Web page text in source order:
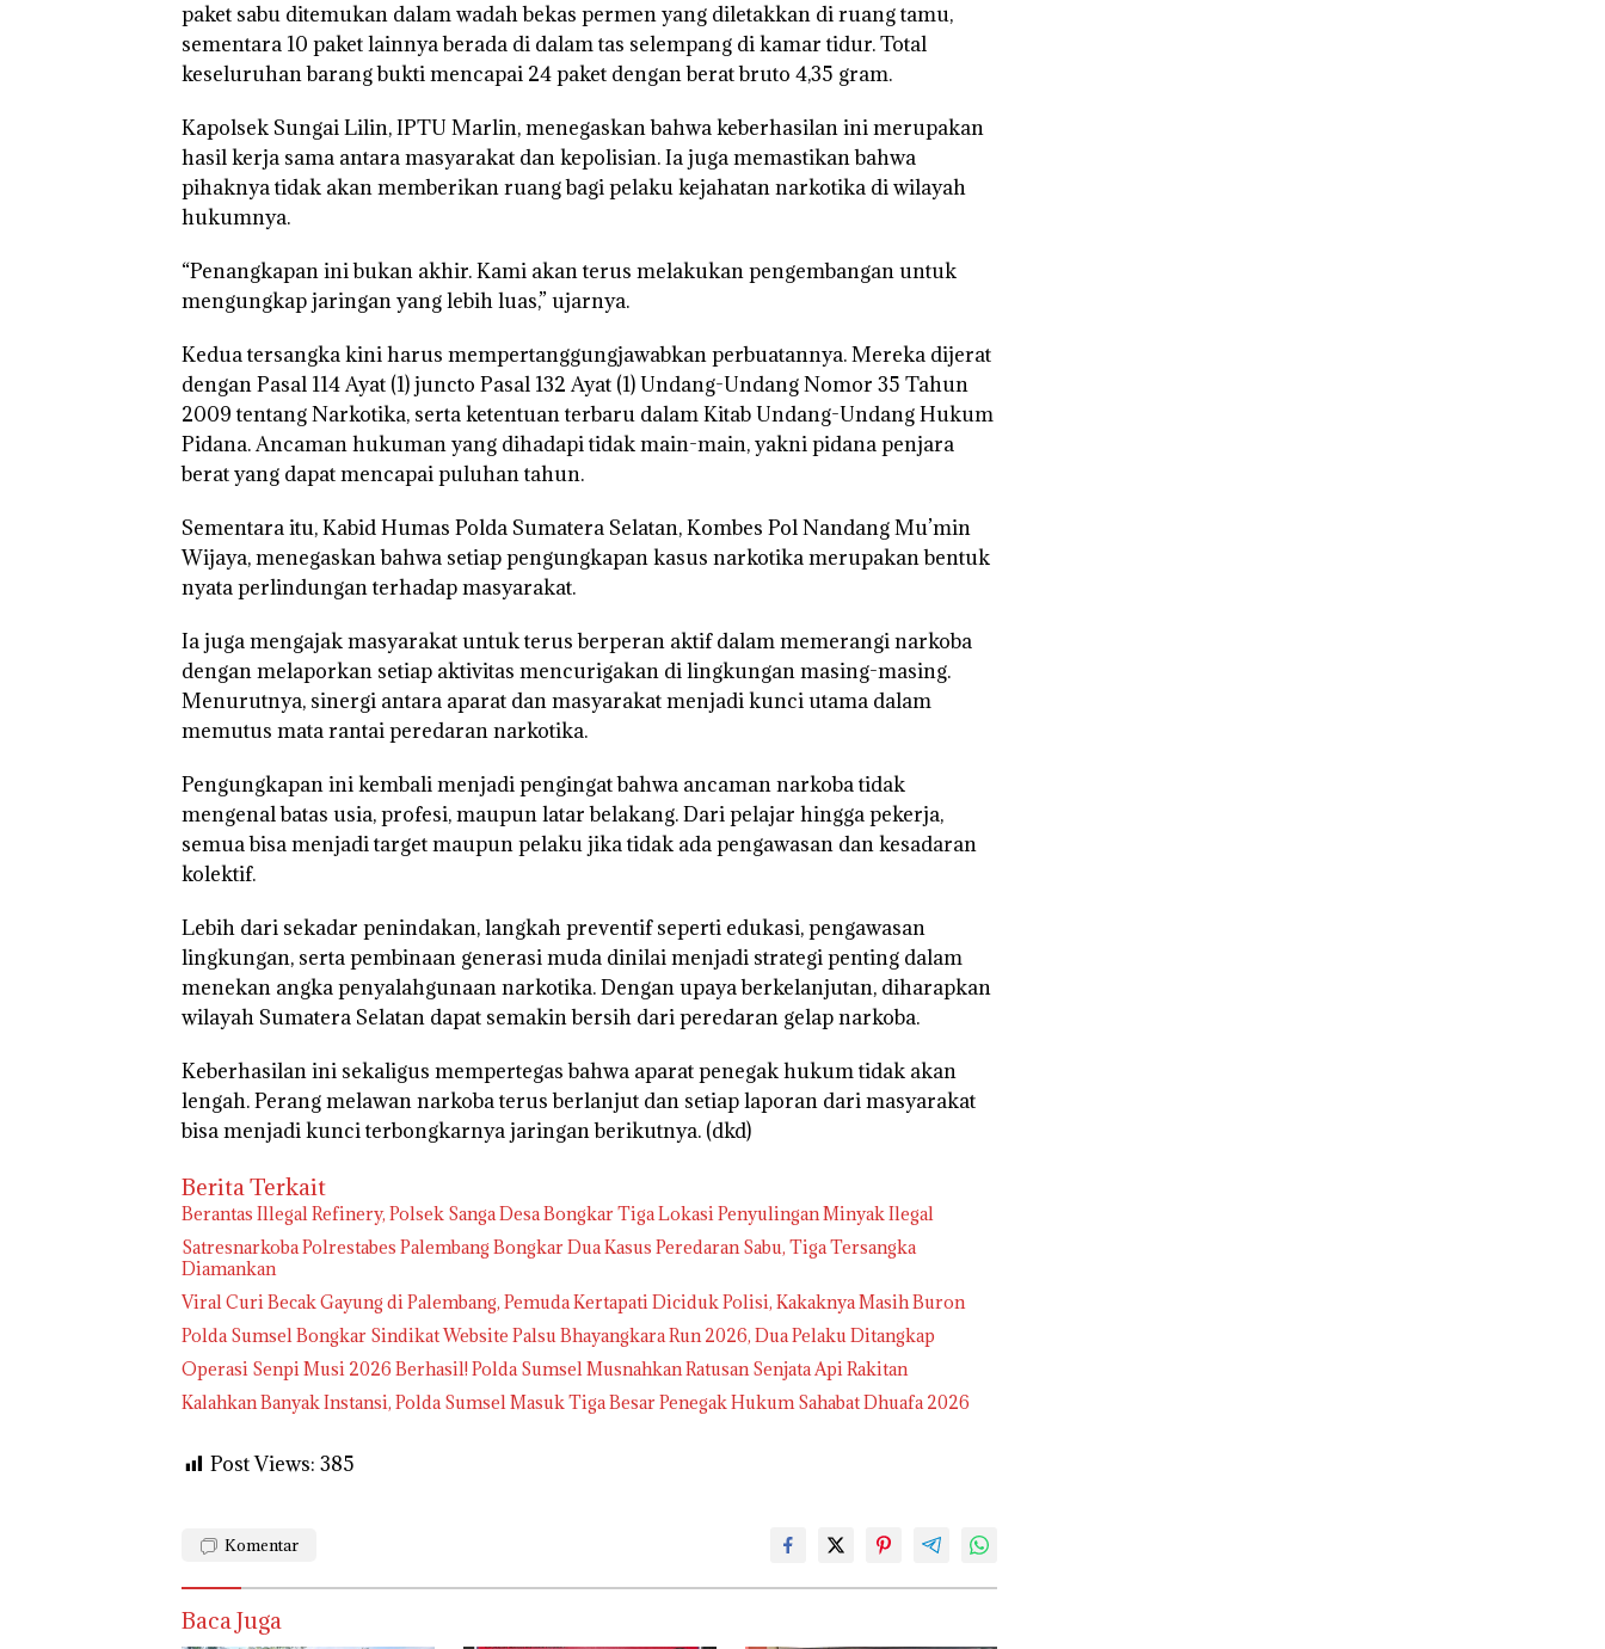
paket sabu ditemukan dalam wadah bekas permen yang diletakkan di ruang tamu,
sementara 10 paket lainnya berada di dalam tas selempang di kamar tidur. Total
keseluruhan barang bukti mencapai 24 paket dengan berat bruto 4,35 gram.
Kapolsek Sungai Lilin, IPTU Marlin, menegaskan bahwa keberhasilan ini merupakan
hasil kerja sama antara masyarakat dan kepolisian. Ia juga memastikan bahwa
pihaknya tidak akan memberikan ruang bagi pelaku kejahatan narkotika di wilayah
hukumnya.
“Penangkapan ini bukan akhir. Kami akan terus melakukan pengembangan untuk
mengungkap jaringan yang lebih luas,” ujarnya.
Kedua tersangka kini harus mempertanggungjawabkan perbuatannya. Mereka dijerat
dengan Pasal 114 Ayat (1) juncto Pasal 132 Ayat (1) Undang-Undang Nomor 35 Tahun
2009 tentang Narkotika, serta ketentuan terbaru dalam Kitab Undang-Undang Hukum
Pidana. Ancaman hukuman yang dihadapi tidak main-main, yakni pidana penjara
berat yang dapat mencapai puluhan tahun.
Sementara itu, Kabid Humas Polda Sumatera Selatan, Kombes Pol Nandang Mu’min
Wijaya, menegaskan bahwa setiap pengungkapan kasus narkotika merupakan bentuk
nyata perlindungan terhadap masyarakat.
Ia juga mengajak masyarakat untuk terus berperan aktif dalam memerangi narkoba
dengan melaporkan setiap aktivitas mencurigakan di lingkungan masing-masing.
Menurutnya, sinergi antara aparat dan masyarakat menjadi kunci utama dalam
memutus mata rantai peredaran narkotika.
Pengungkapan ini kembali menjadi pengingat bahwa ancaman narkoba tidak
mengenal batas usia, profesi, maupun latar belakang. Dari pelajar hingga pekerja,
semua bisa menjadi target maupun pelaku jika tidak ada pengawasan dan kesadaran
kolektif.
Lebih dari sekadar penindakan, langkah preventif seperti edukasi, pengawasan
lingkungan, serta pembinaan generasi muda dinilai menjadi strategi penting dalam
menekan angka penyalahgunaan narkotika. Dengan upaya berkelanjutan, diharapkan
wilayah Sumatera Selatan dapat semakin bersih dari peredaran gelap narkoba.
Keberhasilan ini sekaligus mempertegas bahwa aparat penegak hukum tidak akan
lengah. Perang melawan narkoba terus berlanjut dan setiap laporan dari masyarakat
bisa menjadi kunci terbongkarnya jaringan berikutnya. (dkd)
Berita Terkait
Berantas Illegal Refinery, Polsek Sanga Desa Bongkar Tiga Lokasi Penyulingan Minyak Ilegal
Satresnarkoba Polrestabes Palembang Bongkar Dua Kasus Peredaran Sabu, Tiga Tersangka
Diamankan
Viral Curi Becak Gayung di Palembang, Pemuda Kertapati Diciduk Polisi, Kakaknya Masih Buron
Polda Sumsel Bongkar Sindikat Website Palsu Bhayangkara Run 2026, Dua Pelaku Ditangkap
Operasi Senpi Musi 2026 Berhasil! Polda Sumsel Musnahkan Ratusan Senjata Api Rakitan
Kalahkan Banyak Instansi, Polda Sumsel Masuk Tiga Besar Penegak Hukum Sahabat Dhuafa 2026
Post Views: 385
Komentar
Baca Juga